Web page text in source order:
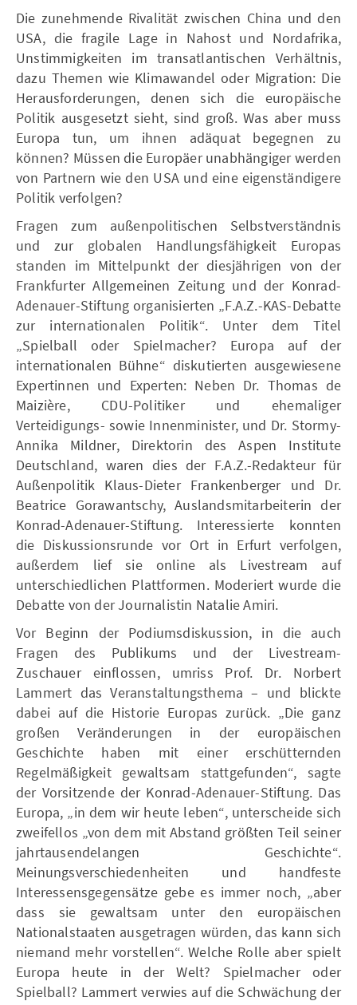
Die zunehmende Rivalität zwischen China und den
USA, die fragile Lage in Nahost und Nordafrika,
Unstimmigkeiten im transatlantischen Verhältnis,
dazu Themen wie Klimawandel oder Migration: Die
Herausforderungen, denen sich die europäische
Politik ausgesetzt sieht, sind groß. Was aber muss
Europa tun, um ihnen adäquat begegnen zu
können? Müssen die Europäer unabhängiger werden
von Partnern wie den USA und eine eigenständigere
Politik verfolgen?
Fragen zum außenpolitischen Selbstverständnis
und zur globalen Handlungsfähigkeit Europas
standen im Mittelpunkt der diesjährigen von der
Frankfurter Allgemeinen Zeitung und der Konrad-
Adenauer-Stiftung organisierten „F.A.Z.-KAS-Debatte
zur internationalen Politik“. Unter dem Titel
„Spielball oder Spielmacher? Europa auf der
internationalen Bühne“ diskutierten ausgewiesene
Expertinnen und Experten: Neben Dr. Thomas de
Maizière, CDU-Politiker und ehemaliger
Verteidigungs- sowie Innenminister, und Dr. Stormy-
Annika Mildner, Direktorin des Aspen Institute
Deutschland, waren dies der F.A.Z.-Redakteur für
Außenpolitik Klaus-Dieter Frankenberger und Dr.
Beatrice Gorawantschy, Auslandsmitarbeiterin der
Konrad-Adenauer-Stiftung. Interessierte konnten
die Diskussionsrunde vor Ort in Erfurt verfolgen,
außerdem lief sie online als Livestream auf
unterschiedlichen Plattformen. Moderiert wurde die
Debatte von der Journalistin Natalie Amiri.
Vor Beginn der Podiumsdiskussion, in die auch
Fragen des Publikums und der Livestream-
Zuschauer einflossen, umriss Prof. Dr. Norbert
Lammert das Veranstaltungsthema ­– und blickte
dabei auf die Historie Europas zurück. „Die ganz
großen Veränderungen in der europäischen
Geschichte haben mit einer erschütternden
Regelmäßigkeit gewaltsam stattgefunden“, sagte
der Vorsitzende der Konrad-Adenauer-Stiftung. Das
Europa, „in dem wir heute leben“, unterscheide sich
zweifellos „von dem mit Abstand größten Teil seiner
jahrtausendelangen Geschichte“.
Meinungsverschiedenheiten und handfeste
Interessensgegensätze gebe es immer noch, „aber
dass sie gewaltsam unter den europäischen
Nationalstaaten ausgetragen würden, das kann sich
niemand mehr vorstellen“. Welche Rolle aber spielt
Europa heute in der Welt? Spielmacher oder
Spielball? Lammert verwies auf die Schwächung der